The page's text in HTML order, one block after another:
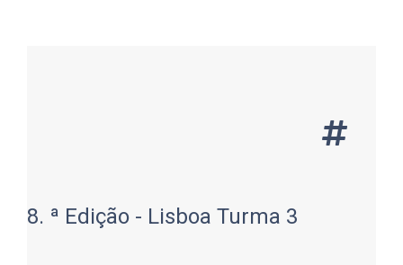
8. ª Edição - Lisboa Turma 3